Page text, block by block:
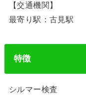
【交通機関】
最寄り駅：古見駅
特徴
シルマー検査